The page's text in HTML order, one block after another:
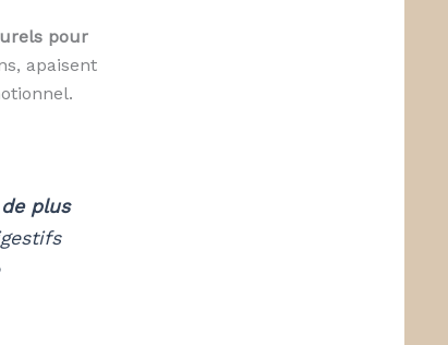
pour
apaisent
plus